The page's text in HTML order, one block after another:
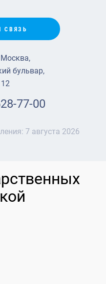
СВЯЗЬ
Москва,
бульвар,
77-00
7 августа 2026